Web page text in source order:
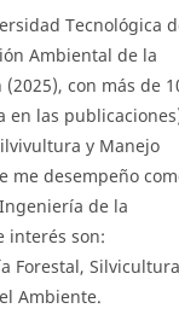
Tecnológica
Ambiental de la
con más de
en las
y Manejo
me desempeño
de la
interés son:
Forestal,
Ambiente.